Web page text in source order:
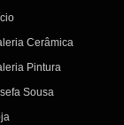
Cerâmica
Pintura
Sousa